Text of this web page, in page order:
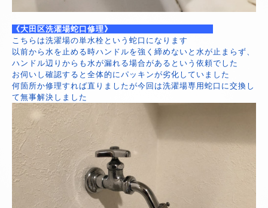
《大田区洗濯場蛇口修理》
こちらは洗濯場の単水栓という蛇口になります
以前から水を止める時ハンドルを強く締めないと水が止まらず、
ハンドル辺りからも水が漏れる場合があるという依頼でした
お伺いし確認すると全体的にパッキンが劣化していました
何箇所か修理すれば直りましたが今回は洗濯場専用蛇口に交換し
て無事解決しました